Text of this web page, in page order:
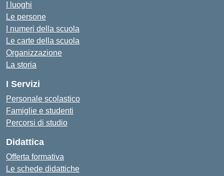
I luoghi
Le persone
I numeri della scuola
Le carte della scuola
Organizzazione
La storia
I Servizi
Personale scolastico
Famiglie e studenti
Percorsi di studio
Didattica
Offerta formativa
Le schede didattiche